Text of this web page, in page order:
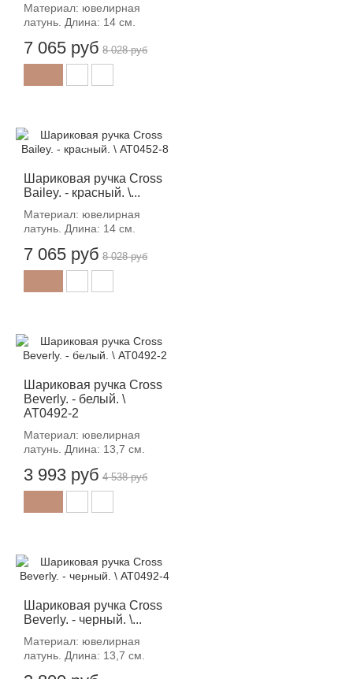
Материал: ювелирная
латунь. Длина: 14 см.
7 065 руб 8 028 руб
Шариковая ручка Cross
Bailey. - красный. \...
Материал: ювелирная
латунь. Длина: 14 см.
7 065 руб
-12%
8 028 руб
Шариковая ручка Cross
Beverly. - белый. \
AT0492-2
Материал: ювелирная
латунь. Длина: 13,7 см.
3 993 руб
-12%
4 538 руб
Шариковая ручка Cross
Beverly. - черный. \...
Материал: ювелирная
латунь. Длина: 13,7 см.
-12%